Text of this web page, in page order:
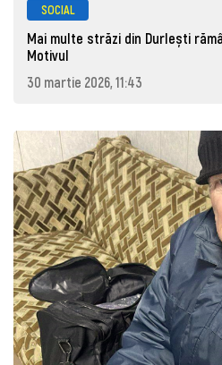
SOCIAL
Mai multe străzi din Durlești
Motivul
30 martie 2026, 11:43